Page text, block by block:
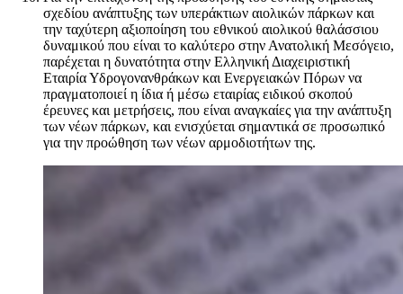
σχεδίου ανάπτυξης των υπεράκτιων αιολικών πάρκων και
την ταχύτερη αξιοποίηση του εθνικού αιολικού θαλάσσιου
δυναμικού που είναι το καλύτερο στην Ανατολική Μεσόγειο,
παρέχεται η δυνατότητα στην Ελληνική Διαχειριστική
Εταιρία Υδρογονανθράκων και Ενεργειακών Πόρων να
πραγματοποιεί η ίδια ή μέσω εταιρίας ειδικού σκοπού
έρευνες και μετρήσεις, που είναι αναγκαίες για την ανάπτυξη
των νέων πάρκων, και ενισχύεται σημαντικά σε προσωπικό
για την προώθηση των νέων αρμοδιοτήτων της.